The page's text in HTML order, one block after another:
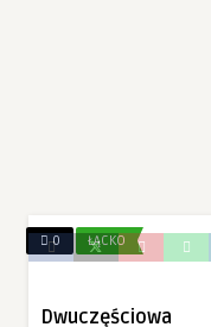
0 ŁĄCKO
Dwuczęściowa